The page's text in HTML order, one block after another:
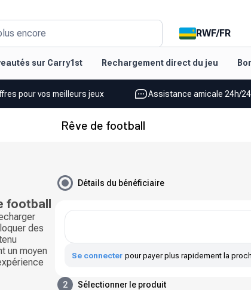
encore RWF/FR
sur Carry1st Rechargement direct du jeu
pour vos meilleurs jeux Assistance amicale 24h/
Rêve de football
football
des
un moyen
Détails du bénéficiaire
Se connecter pour payer plus rapidement la
2 Sélectionner le produit